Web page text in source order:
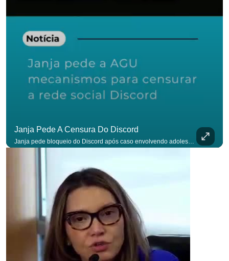
Janja Pede A Censura Do Discord
Janja pede bloqueio do Discord após caso envolvendo adolescente: “Precisamos tirar do ar”. #OAntagonista Se você busca informação com credibilidade, inscreva-se agora e ative o